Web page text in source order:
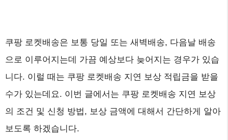
쿠팡 로켓배송은 보통 당일 또는 새벽배송, 다음날 배송
으로 이루어지는데 가끔 예상보다 늦어지는 경우가 있습
니다. 이럴 때는 쿠팡 로켓배송 지연 보상 적립금을 받을
수가 있는데요. 이번 글에서는 쿠팡 로켓배송 지연 보상
의 조건 및 신청 방법, 보상 금액에 대해서 간단하게 알아
보도록 하겠습니다.